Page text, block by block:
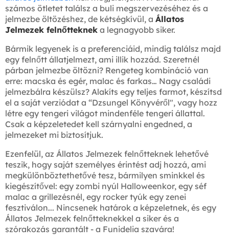
számos ötletet találsz a buli megszervezéséhez és a
jelmezbe öltözéshez, de kétségkívül, a Állatos
Jelmezek felnőtteknek a legnagyobb siker.
Bármik legyenek is a preferenciáid, mindig találsz majd
egy felnőtt állatjelmezt, ami illik hozzád. Szeretnél
párban jelmezbe öltözni? Rengeteg kombináció van
erre: macska és egér, malac és farkas… Nagy családi
jelmezbálra készülsz? Alakíts egy teljes farmot, készítsd
el a saját verziódat a “Dzsungel Könyvéről", vagy hozz
létre egy tengeri világot mindenféle tengeri állattal.
Csak a képzeletedet kell szárnyalni engedned, a
jelmezeket mi biztosítjuk.
Ezenfelül, az Állatos Jelmezek felnőtteknek lehetővé
teszik, hogy saját személyes érintést adj hozzá, ami
megkülönböztethetővé tesz, bármilyen sminkkel és
kiegészítővel: egy zombi nyúl Halloweenkor, egy séf
malac a grillezésnél, egy rocker tyúk egy zenei
fesztiválon... Nincsenek határok a képzeletnek, és egy
Állatos Jelmezek felnőtteknekkel a siker és a
szórakozás garantált - a Funidelia szavára!